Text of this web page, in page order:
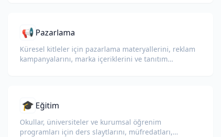
📢 Pazarlama
Küresel kitleler için pazarlama materyallerini, reklam
kampanyalarını, marka içeriklerini ve tanıtım
🎓 Eğitim
Okullar, üniversiteler ve kurumsal öğrenim
programları için ders slaytlarını, müfredatları,